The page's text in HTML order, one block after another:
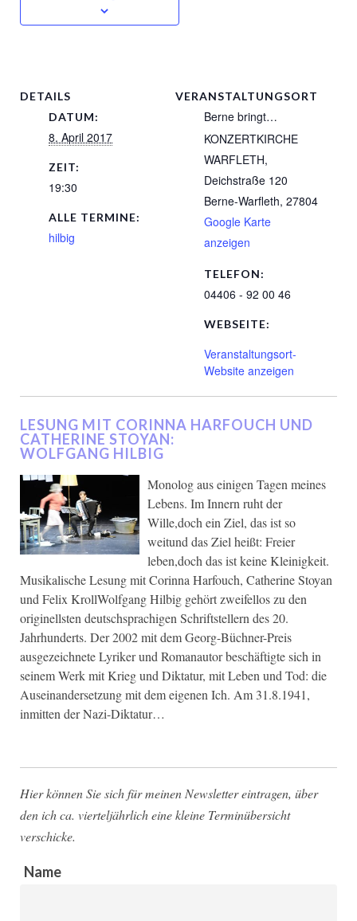
DETAILS
DATUM:
8. April 2017
ZEIT:
19:30
ALLE TERMINE:
hilbig
VERANSTALTUNGSORT
Berne bringt…
KONZERTKIRCHE
WARFLETH,
Deichstraße 120
Berne-Warfleth, 27804
Google Karte
anzeigen
TELEFON:
04406 - 92 00 46
WEBSEITE:
Veranstaltungsort-
Website anzeigen
LESUNG MIT CORINNA HARFOUCH UND
CATHERINE STOYAN:
WOLFGANG HILBIG
Monolog aus einigen Tagen meines
Lebens. Im Innern ruht der
Wille,doch ein Ziel, das ist so
weitund das Ziel heißt: Freier
leben,doch das ist keine Kleinigkeit.
Musikalische Lesung mit Corinna Harfouch, Catherine Stoyan
und Felix KrollWolfgang Hilbig gehört zweifellos zu den
originellsten deutschsprachigen Schriftstellern des 20.
Jahrhunderts. Der 2002 mit dem Georg-Büchner-Preis
ausgezeichnete Lyriker und Romanautor beschäftigte sich in
seinem Werk mit Krieg und Diktatur, mit Leben und Tod: die
Auseinandersetzung mit dem eigenen Ich. Am 31.8.1941,
inmitten der Nazi-Diktatur…
Hier können Sie sich für meinen Newsletter eintragen, über
den ich ca. vierteljährlich eine kleine Terminübersicht
verschicke.
Name